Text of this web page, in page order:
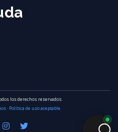
los derechos reservados.
· Política de uso aceptable